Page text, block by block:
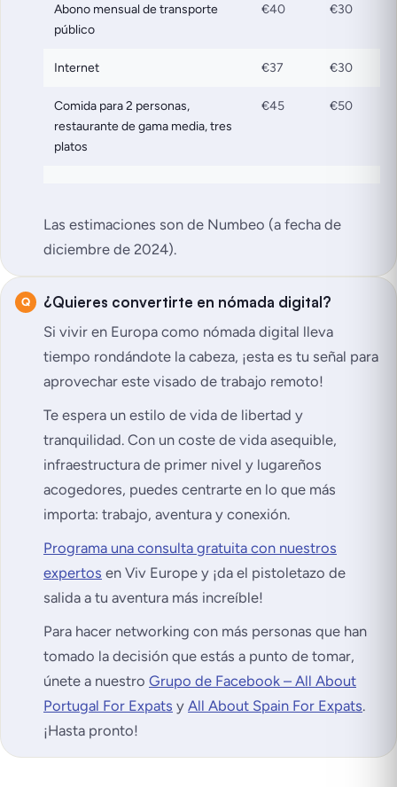
Abono mensual de transporte
público
€40 €30
Internet €37 €30
Comida para 2 personas,
restaurante de gama media, tres
platos
€45 €50
Las estimaciones son de Numbeo (a fecha de
diciembre de 2024).
¿Quieres convertirte en nómada digital?
Si vivir en Europa como nómada digital lleva
tiempo rondándote la cabeza, ¡esta es tu señal para
aprovechar este visado de trabajo remoto!
Te espera un estilo de vida de libertad y
tranquilidad. Con un coste de vida asequible,
infraestructura de primer nivel y lugareños
acogedores, puedes centrarte en lo que más
importa: trabajo, aventura y conexión.
Programa una consulta gratuita con nuestros
expertos en Viv Europe y ¡da el pistoletazo de
salida a tu aventura más increíble!
Para hacer networking con más personas que han
tomado la decisión que estás a punto de tomar,
únete a nuestro Grupo de Facebook – All About
Portugal For Expats y All About Spain For Expats.
¡Hasta pronto!